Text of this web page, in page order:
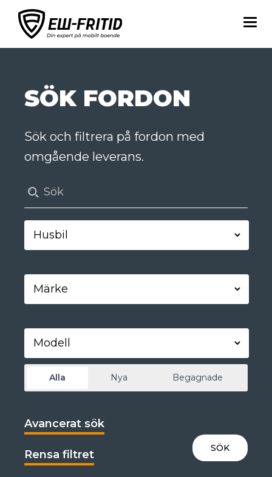
SÖK FORDON
Sök och filtrera på fordon med
omgående leverans.
Alla Nya Begagnade
Avancerat sök
Rensa filtret